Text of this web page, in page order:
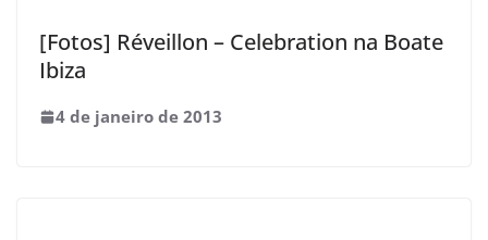
[Fotos] Réveillon – Celebration na Boate
Ibiza
4 de janeiro de 2013